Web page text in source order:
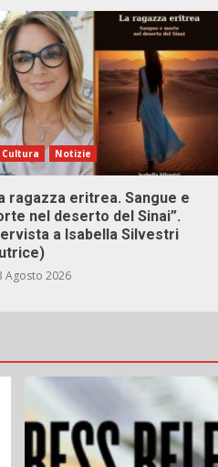
Cultura Notizie
ragazza eritrea. Sangue e
nel deserto del Sinai”.
a Isabella Silvestri
Agosto 2026